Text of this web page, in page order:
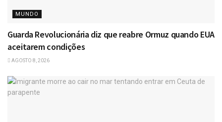
MUNDO
Guarda Revolucionária diz que reabre Ormuz quando EUA
aceitarem condições
AGOSTO 8, 2026